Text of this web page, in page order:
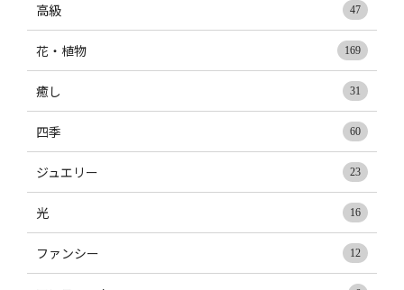
高級 47
花・植物 169
癒し 31
四季 60
ジュエリー 23
光 16
ファンシー 12